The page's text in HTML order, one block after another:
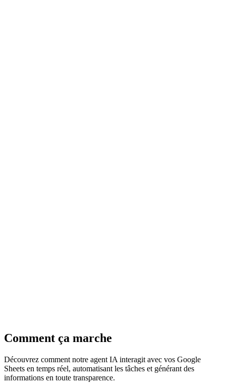
Comment ça marche
Découvrez comment notre agent IA interagit avec vos Google
Sheets en temps réel, automatisant les tâches et générant des
informations en toute transparence.